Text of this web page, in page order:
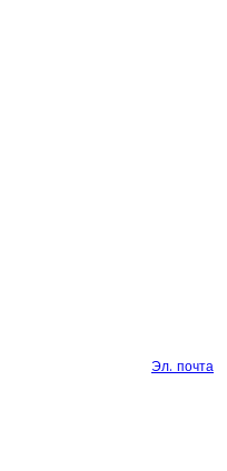
Эл. почта